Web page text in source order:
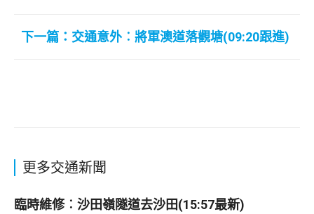
下一篇：交通意外︰將軍澳道落觀塘(09:20跟進)
更多交通新聞
臨時維修︰沙田嶺隧道去沙田(15:57最新)